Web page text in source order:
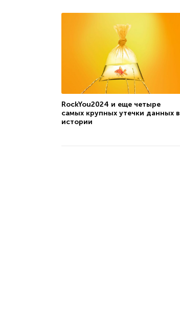
RockYou2024 и еще четыре
самых крупных утечки данных в
истории